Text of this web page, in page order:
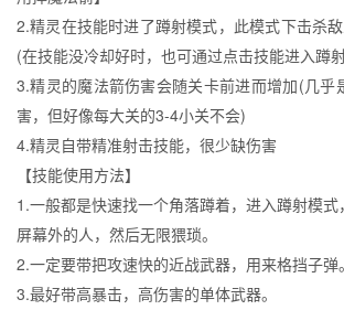
2.精灵在技能时进了蹲射模式，此模式下击杀敌
(在技能没冷却好时，也可通过点击技能进入蹲
3.精灵的魔法箭伤害会随关卡前进而增加(几乎
害，但好像每大关的3-4小关不会)
4.精灵自带精准射击技能，很少缺伤害
【技能使用方法】
1.一般都是快速找一个角落蹲着，进入蹲射模
屏幕外的人，然后无限猥琐。
2.一定要带把攻速快的近战武器，用来格挡子弹。
3.最好带高暴击，高伤害的单体武器。